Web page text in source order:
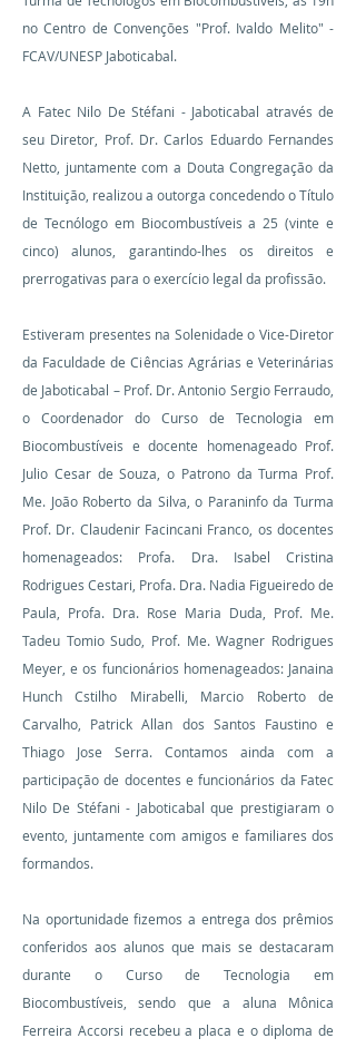
no Centro de Convenções "Prof. Ivaldo Melito" -
FCAV/UNESP Jaboticabal.
A Fatec Nilo De Stéfani - Jaboticabal através de
seu Diretor, Prof. Dr. Carlos Eduardo Fernandes
Netto, juntamente com a Douta Congregação da
Instituição, realizou a outorga concedendo o Título
de Tecnólogo em Biocombustíveis a 25 (vinte e
cinco) alunos, garantindo-lhes os direitos e
prerrogativas para o exercício legal da profissão.
Estiveram presentes na Solenidade o Vice-Diretor
da Faculdade de Ciências Agrárias e Veterinárias
de Jaboticabal – Prof. Dr. Antonio Sergio Ferraudo,
o Coordenador do Curso de Tecnologia em
Biocombustíveis e docente homenageado Prof.
Julio Cesar de Souza, o Patrono da Turma Prof.
Me. João Roberto da Silva, o Paraninfo da Turma
Prof. Dr. Claudenir Facincani Franco, os docentes
homenageados: Profa. Dra. Isabel Cristina
Rodrigues Cestari, Profa. Dra. Nadia Figueiredo de
Paula, Profa. Dra. Rose Maria Duda, Prof. Me.
Tadeu Tomio Sudo, Prof. Me. Wagner Rodrigues
Meyer, e os funcionários homenageados: Janaina
Hunch Cstilho Mirabelli, Marcio Roberto de
Carvalho, Patrick Allan dos Santos Faustino e
Thiago Jose Serra. Contamos ainda com a
participação de docentes e funcionários da Fatec
Nilo De Stéfani - Jaboticabal que prestigiaram o
evento, juntamente com amigos e familiares dos
formandos.
Na oportunidade fizemos a entrega dos prêmios
conferidos aos alunos que mais se destacaram
durante o Curso de Tecnologia em
Biocombustíveis, sendo que a aluna Mônica
Ferreira Accorsi recebeu a placa e o diploma de